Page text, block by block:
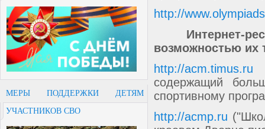
МЕРЫ ПОДДЕРЖКИ ДЕТЯМ
УЧАСТНИКОВ СВО
http://
Интернет-
возможностью их
http://acm.timus.ru
содержащий
спортивному
http://acmp.ru